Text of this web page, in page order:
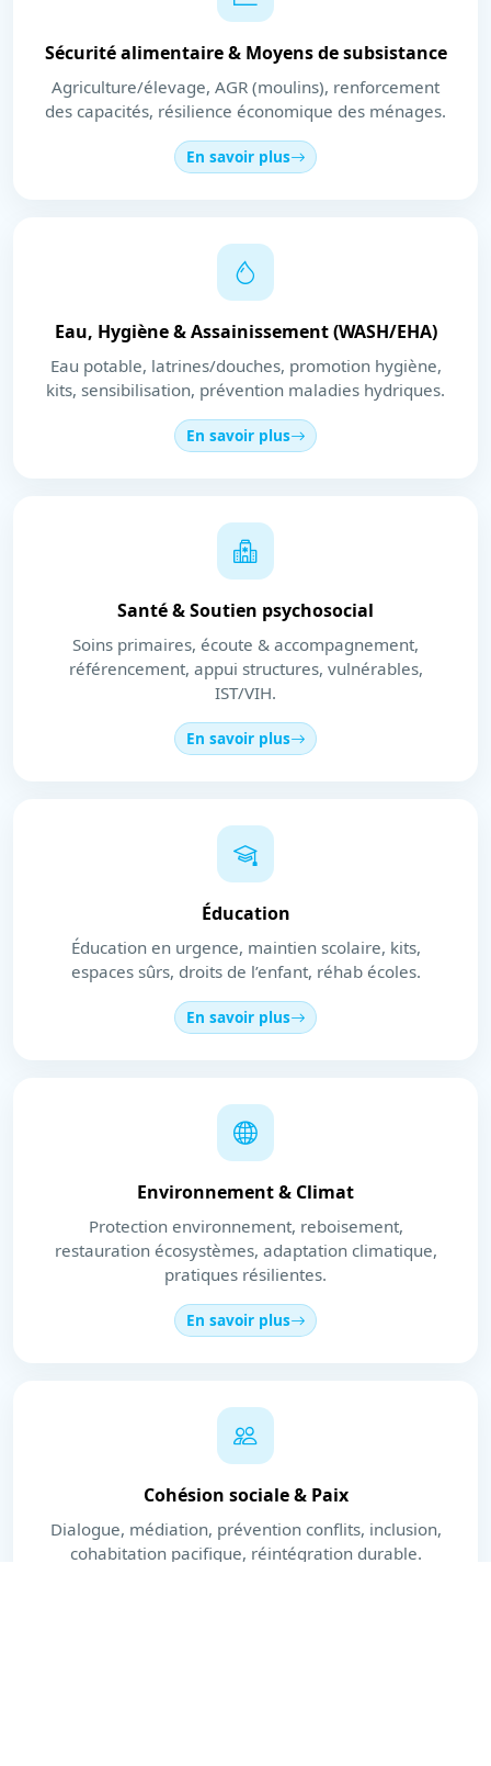
Sécurité alimentaire & Moyens de subsistance
Agriculture/élevage, AGR (moulins), renforcement
des capacités, résilience économique des ménages.
En savoir plus
Eau, Hygiène & Assainissement (WASH/EHA)
Eau potable, latrines/douches, promotion hygiène,
kits, sensibilisation, prévention maladies hydriques.
En savoir plus
Santé & Soutien psychosocial
Soins primaires, écoute & accompagnement,
référencement, appui structures, vulnérables,
IST/VIH.
En savoir plus
Éducation
Éducation en urgence, maintien scolaire, kits,
espaces sûrs, droits de l’enfant, réhab écoles.
En savoir plus
Environnement & Climat
Protection environnement, reboisement,
restauration écosystèmes, adaptation climatique,
pratiques résilientes.
En savoir plus
Cohésion sociale & Paix
Dialogue, médiation, prévention conflits, inclusion,
cohabitation pacifique, réintégration durable.